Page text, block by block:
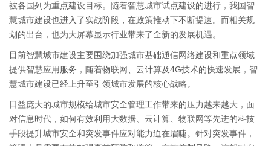
被各国列为重点建设目标。随着智慧城市试点建设的进行，我国智
慧城市建设也进入了实战阶段，在政策推动下不断提速。而相关规
划的出台，也为大屏幕显示行业带来了全新的发展机遇。
目前智慧城市建设主要围绕加强城市基础通信网络建设和重点领域
提供智慧应用服务，随着物联网、云计算及4G技术的快速发展，智
慧城市建设已经上升至引领城市发展的核心战略。
日益庞大的城市规模给城市安全管理工作带来的压力越来越大，面
对信息时代，如何有效利用大数据、云计算、物联网等先进的科技
手段提升城市安全和突发事件应对能力迫在眉睫。针对突发事件，